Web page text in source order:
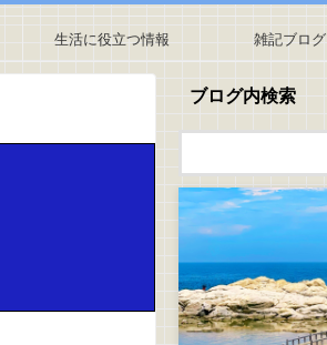
生活に役立つ情報 雑記ブログ
ブログ内検索